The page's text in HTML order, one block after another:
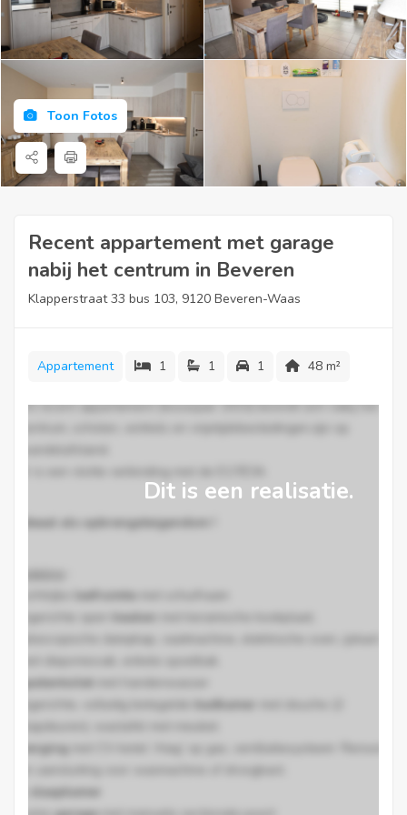
Toon Fotos
Recent appartement met garage
nabij het centrum in Beveren
Klapperstraat 33 bus 103, 9120 Beveren-Waas
Appartement 1 1 1 48 m²
Dit is een realisatie.
Dit recent appartement (bouwjaar 2015) bevindt zich nabij het
Ideaal als opbrengsteigendom !
Indeling
leefruimte
keuken
gastentoilet
badkamer
berging
slaapkamer